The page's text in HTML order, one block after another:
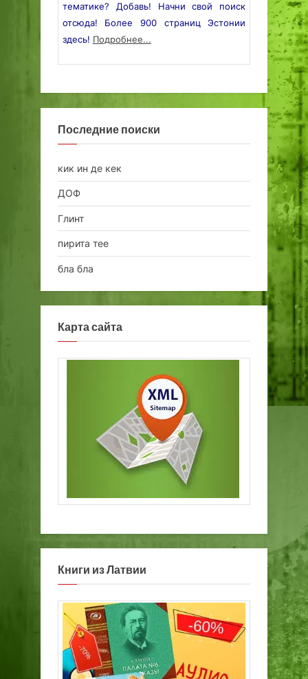
тематике? Добавь! Начни свой поиск
отсюда! Более 900 страниц Эстонии
здесь! Подробнее...
Последние поиски
кик ин де кек
ДОФ
Глинт
пирита тее
бла бла
Карта сайта
Книги из Латвии